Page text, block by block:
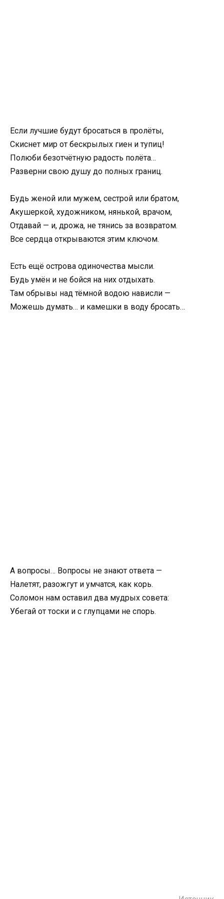
Если лучшие будут бросаться в пролёты,
Скиснет мир от бескрылых гиен и тупиц!
Полюби безотчётную радость полёта…
Разверни свою душу до полных границ.
Будь женой или мужем, сестрой или братом,
Акушеркой, художником, нянькой, врачом,
Отдавай — и, дрожа, не тянись за возвратом.
Все сердца открываются этим ключом.
Есть ещё острова одиночества мысли.
Будь умён и не бойся на них отдыхать.
Там обрывы над тёмной водою нависли —
Можешь думать… и камешки в воду бросать…
А вопросы… Вопросы не знают ответа —
Налетят, разожгут и умчатся, как корь.
Соломон нам оставил два мудрых совета:
Убегай от тоски и с глупцами не спорь.